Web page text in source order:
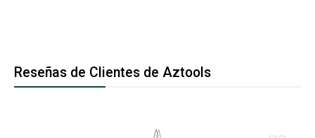
Reseñas de Clientes de Aztools